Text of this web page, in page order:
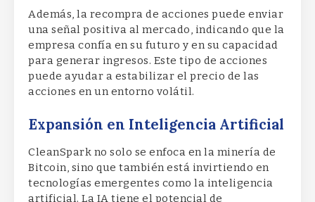
Además, la recompra de acciones puede enviar
una señal positiva al mercado, indicando que la
empresa confía en su futuro y en su capacidad
para generar ingresos. Este tipo de acciones
puede ayudar a estabilizar el precio de las
acciones en un entorno volátil.
Expansión en Inteligencia Artificial
CleanSpark no solo se enfoca en la minería de
Bitcoin, sino que también está invirtiendo en
tecnologías emergentes como la inteligencia
artificial. La IA tiene el potencial de